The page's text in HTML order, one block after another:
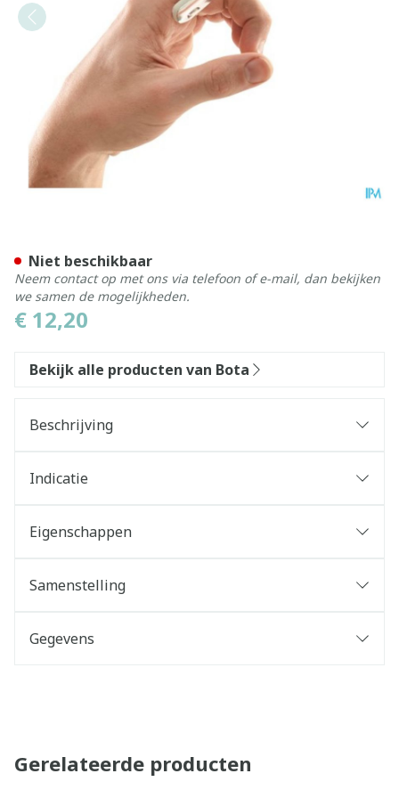
€ 12,20
Niet beschikbaar
Neem contact op met ons via telefoon of e-mail, dan bekijken
we samen de mogelijkheden.
Bekijk alle producten van Bota
Beschrijving
Indicatie
Eigenschappen
Samenstelling
Gegevens
Gerelateerde producten